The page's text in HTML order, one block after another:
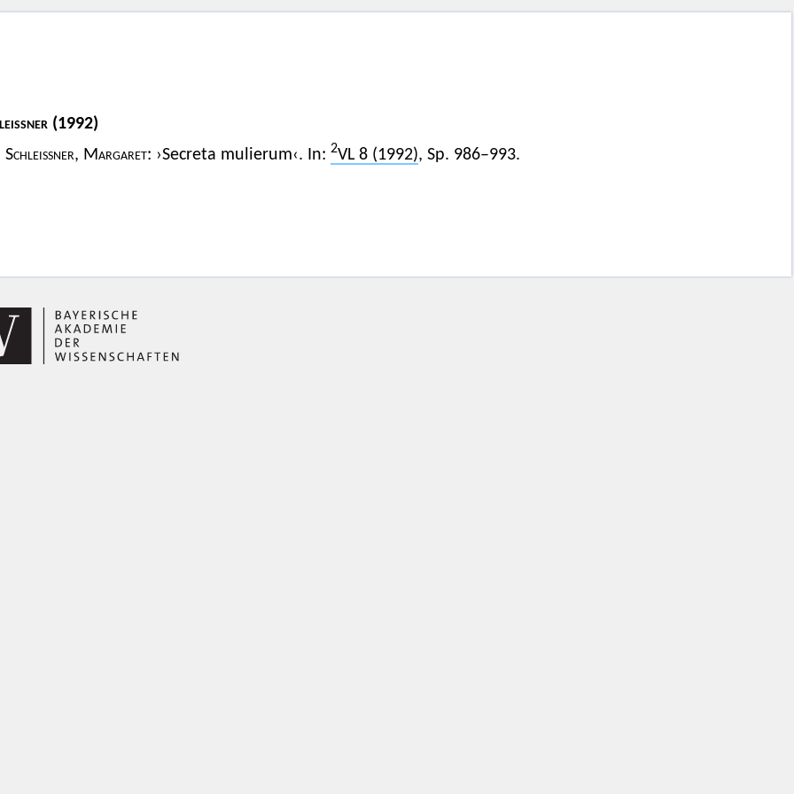
(1992)
Schleissner, Margaret: ›Secreta mulierum‹. In: 2VL 8 (1992), Sp. 986–993.